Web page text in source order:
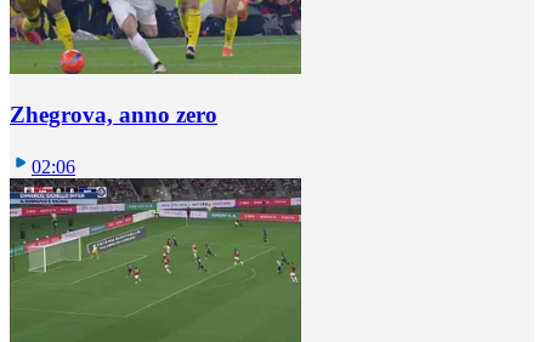
Zhegrova, anno zero
02:06